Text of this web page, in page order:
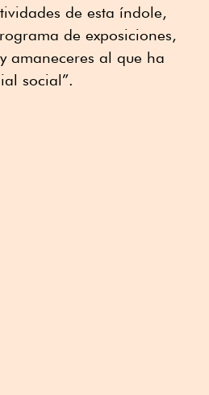
de esta índole,
de exposiciones,
amaneceres al que ha
social”.